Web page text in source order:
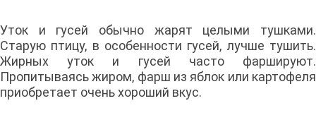
Уток и гусей обычно жарят целыми тушками.
Старую птицу, в особенности гусей, лучше тушить.
Жирных уток и гусей часто фаршируют.
Пропитываясь жиром, фарш из яблок или картофеля
приобретает очень хороший вкус.